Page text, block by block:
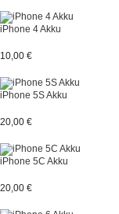
iPhone 4 Akku
10,00 €
iPhone 5S Akku
20,00 €
iPhone 5C Akku
20,00 €